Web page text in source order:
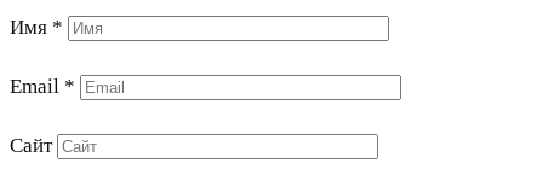
Имя *
Email *
Сайт